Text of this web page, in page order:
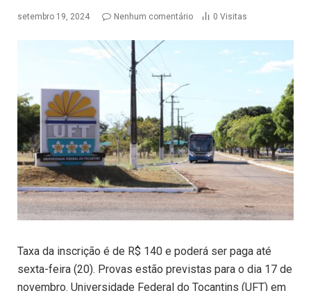
setembro 19, 2024 Nenhum comentário 0 Visitas
Taxa da inscrição é de R$ 140 e poderá ser paga até
sexta-feira (20). Provas estão previstas para o dia 17 de
novembro. Universidade Federal do Tocantins (UFT) em